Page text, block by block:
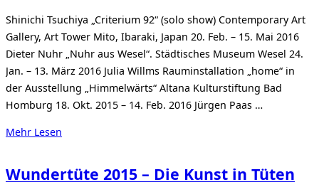
Shinichi Tsuchiya „Criterium 92“ (solo show) Contemporary Art
Gallery, Art Tower Mito, Ibaraki, Japan 20. Feb. – 15. Mai 2016
Dieter Nuhr „Nuhr aus Wesel“. Städtisches Museum Wesel 24.
Jan. – 13. März 2016 Julia Willms Rauminstallation „home“ in
der Ausstellung „Himmelwärts“ Altana Kulturstiftung Bad
Homburg 18. Okt. 2015 – 14. Feb. 2016 Jürgen Paas …
Mehr über
und
Lesen
Wundertüte 2015 – Die Kunst in Tüten